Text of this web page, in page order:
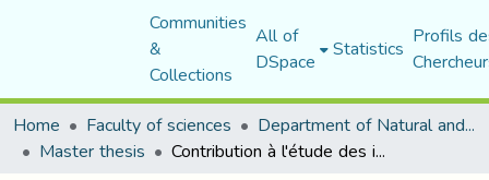
Communities
&
Collections
All of
DSpace Statistics Profils
Home
Faculty of sciences Department of Natural and Life Sciences
Master thesis Contribution à l'étude des isolats d’une légumineuse spontanée à intérêt environnemental